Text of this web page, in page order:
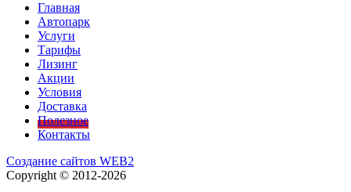
Главная
Автопарк
Услуги
Тарифы
Лизинг
Акции
Условия
Доставка
Полезное
Контакты
Создание сайтов WEB2
Copyright © 2012-2026